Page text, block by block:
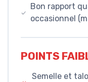
Bon rapport
occasionnel
POINTS
Semelle et